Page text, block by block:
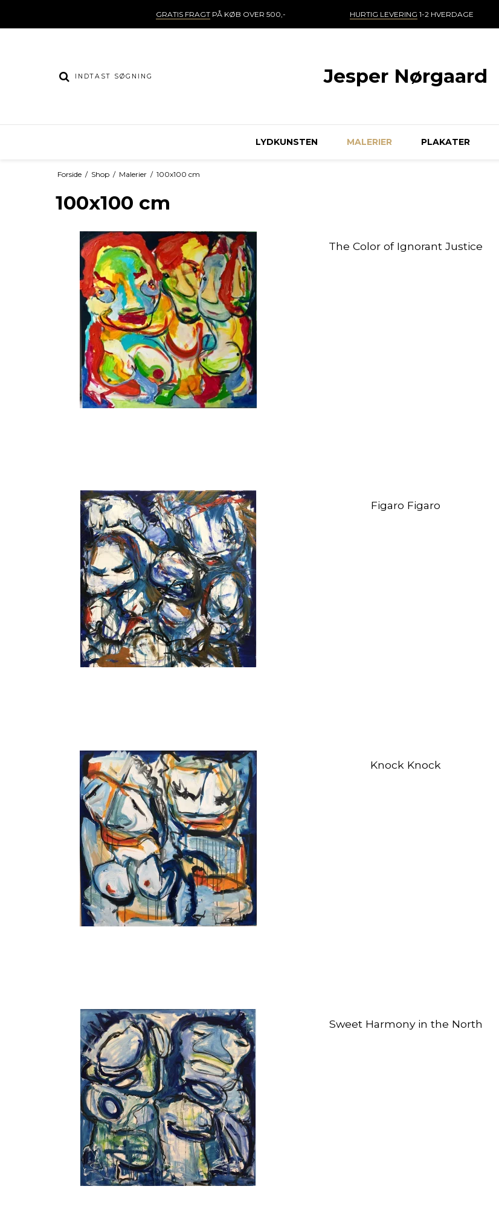
GRATIS FRAGTPÅ KØB OVER 500,- HURTIG LEVERING 1-2 HVERDAGE
Jesper Nørgaard
LYDKUNSTEN MALERIER PLAKATER
Forside / Shop / Malerier / 100x100 cm
100x100 cm
The Color of Ignorant Justice
Figaro Figaro
Knock Knock
Sweet Harmony in the North